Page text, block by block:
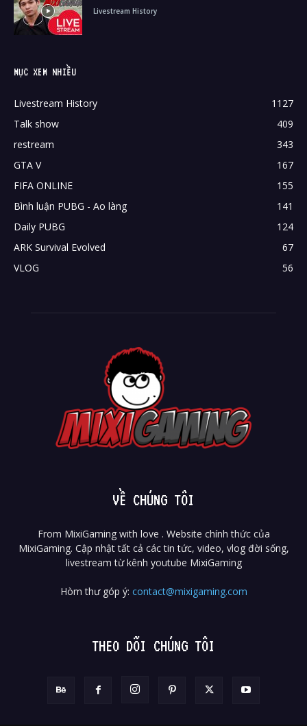
Livestream History
MỤC XEM NHIỀU
Livestream History
1127
Talk show
409
restream
343
GTA V
167
FIFA ONLINE
155
Bình luận PUBG - Ao làng
141
Daily PUBG
124
ARK Survival Evolved
67
VLOG
56
VỀ CHÚNG TÔI
From MixiGaming with love . Website chính thức của
MixiGaming. Cập nhật tất cả các tin tức, video, vlog đời sống,
livestream từ kênh youtube MixiGaming
Hòm thư góp ý: contact@mixigaming.com
THEO DÕI CHÚNG TÔI